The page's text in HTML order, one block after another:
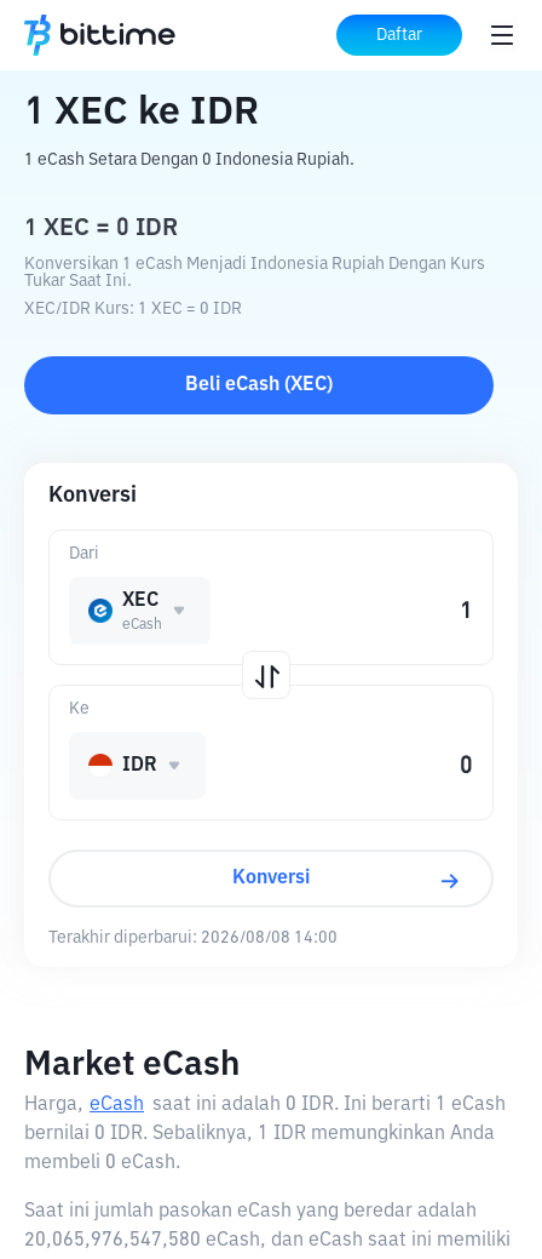
Daftar
Beranda Konverter Kripto ke IDR
1 XEC ke IDR
1 eCash Setara Dengan 0 Indonesia Rupiah.
1 XEC = 0 IDR
Konversikan 1 eCash Menjadi Indonesia Rupiah Dengan Kurs
Tukar Saat Ini.
XEC/IDR Kurs: 1 XEC = 0 IDR
Beli eCash (XEC)
Konversi
Dari
XEC
eCash
Ke
IDR
Konversi
Terakhir diperbarui: 2026/08/08 14:00
Market eCash
Harga, eCash saat ini adalah 0 IDR. Ini berarti 1 eCash
bernilai 0 IDR. Sebaliknya, 1 IDR memungkinkan Anda
membeli 0 eCash.
Saat ini jumlah pasokan eCash yang beredar adalah
20,065,976,547,580 eCash, dan eCash saat ini memiliki